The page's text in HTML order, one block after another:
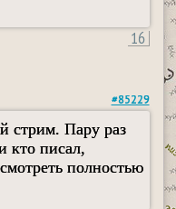
16
#85229
стрим. Пару раз
кто писал,
полностью